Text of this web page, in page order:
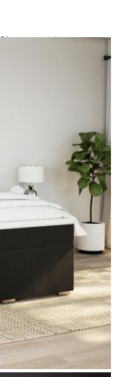
полиестер)
см (Ш x Д x В)
пяна
см, плат
цел.
"Добави в
изберете броя